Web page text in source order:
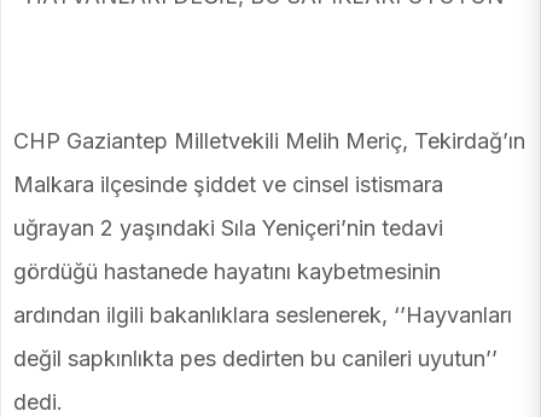
CHP Gaziantep Milletvekili Melih Meriç, Tekirdağ’ın
Malkara ilçesinde şiddet ve cinsel istismara
uğrayan 2 yaşındaki Sıla Yeniçeri’nin tedavi
gördüğü hastanede hayatını kaybetmesinin
ardından ilgili bakanlıklara seslenerek, ‘’Hayvanları
değil sapkınlıkta pes dedirten bu canileri uyutun’’
dedi.